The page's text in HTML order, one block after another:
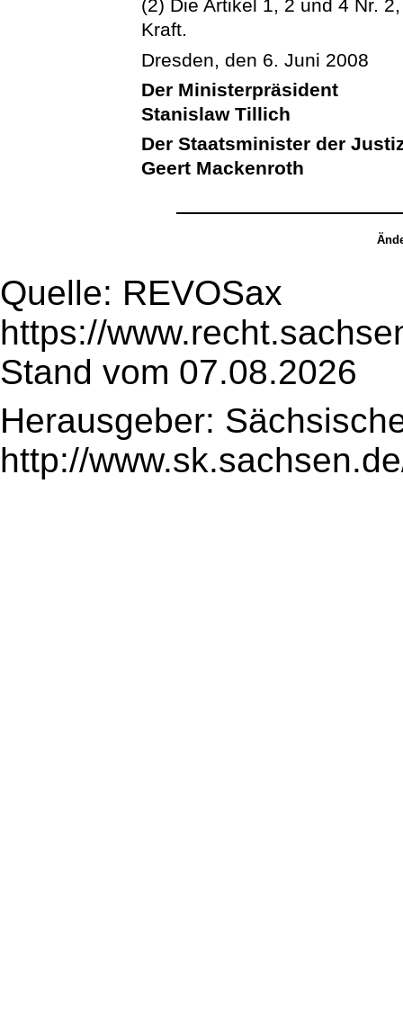
(2) Die Artikel 1, 2 und 4 Nr.
Kraft.
Dresden, den 6. Juni 2008
Der Ministerpräsident
Stanislaw Tillich
Der Staatsminister der
Geert Mackenroth
Quelle: REVOSax
https://
Stand vom 07.08.2026
Herausgeber:
http://